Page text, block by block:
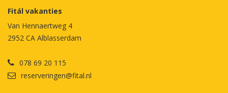
Fitál vakanties
Van Hennaertweg 4
2952 CA Alblasserdam
078 69 20 115
reserveringen@fital.nl